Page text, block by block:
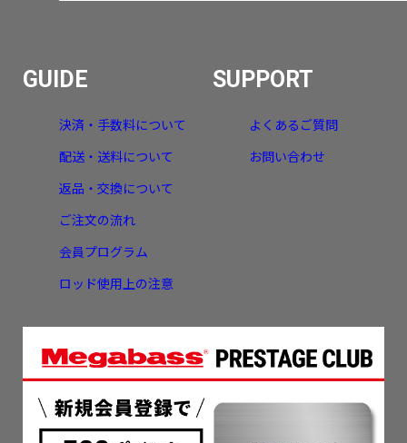
GUIDE
決済・手数料について
配送・送料について
返品・交換について
ご注文の流れ
会員プログラム
ロッド使用上の注意
SUPPORT
よくあるご質問
お問い合わせ